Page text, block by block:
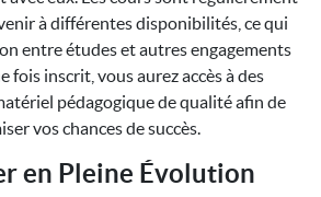
à différentes disponibilités, ce qui
entre études et autres engagements
fois inscrit, vous aurez accès à des
pédagogique de qualité afin de
vos chances de succès.
en Pleine Évolution